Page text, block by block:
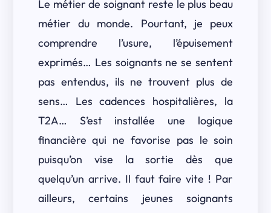
Le métier de soignant reste le plus beau
métier du monde. Pourtant, je peux
comprendre l’usure, l’épuisement
exprimés… Les soignants ne se sentent
pas entendus, ils ne trouvent plus de
sens… Les cadences hospitalières, la
T2A… S’est installée une logique
financière qui ne favorise pas le soin
puisqu’on vise la sortie dès que
quelqu’un arrive. Il faut faire vite ! Par
ailleurs, certains jeunes soignants